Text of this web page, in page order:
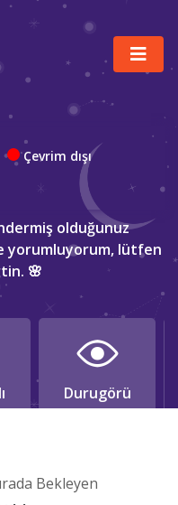
Çevrim dışı
olduğunuz
yorumluyorum, lütfen
🌸
Durugörü
Bekleyen